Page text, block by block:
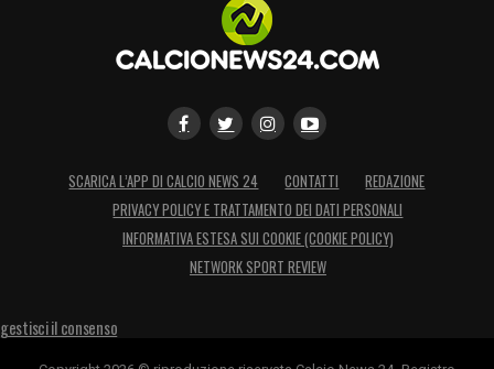
SCARICA L’APP DI CALCIO NEWS 24 CONTATTI
REDAZIONE
PRIVACY POLICY E TRATTAMENTO DEI DATI PERSONALI
INFORMATIVA ESTESA SUI COOKIE (COOKIE POLICY)
NETWORK SPORT REVIEW
gestisci il consenso